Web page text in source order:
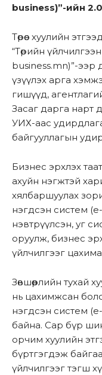
business)”-ийн
Төрөөс хуулийн
“Төрийн
business.mn)”-ээр
үзүүлэх арга
гишүүд,
Засаг дарга нарт
УИХ-аас
байгууллагын
Бизнес эрхлэх
ахуйн нэгжтэй
хялбаршуулах
нэгдсэн систем
нэвтрүүлсэн, уг
оруулж, бизнес
үйлчилгээг
Зөвшөөрлийн тухай
нь цахимжсан
нэгдсэн систем
байна. Сар бүр
орчим хуулийн
бүртгэгдэж
үйлчилгээг тэгш